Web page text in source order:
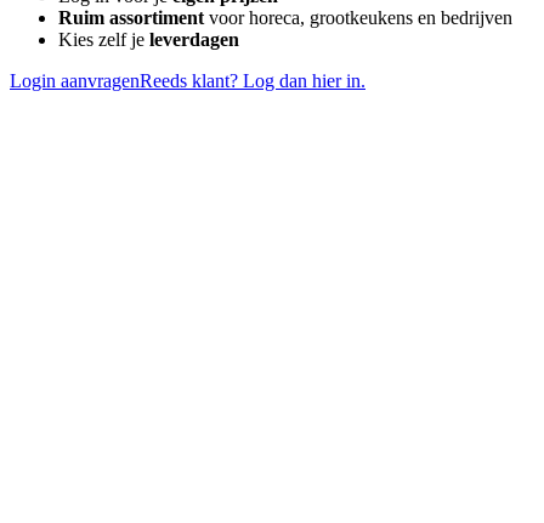
Ruim assortimentvoor horeca, grootkeukens en bedrijven
Kies zelf je leverdagen
Login aanvragenReeds klant? Log dan hier in.